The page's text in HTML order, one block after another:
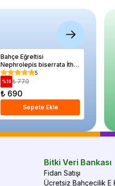
Bahçe Eğreltisi
Nephrolepis biserrata İthal
40 60 cm Saksıda
5
%10 ₺ 770
₺ 690
Sepete Ekle
Bitki Veri Bankası
Fidan Satışı
Ücretsiz Bahçecilik E